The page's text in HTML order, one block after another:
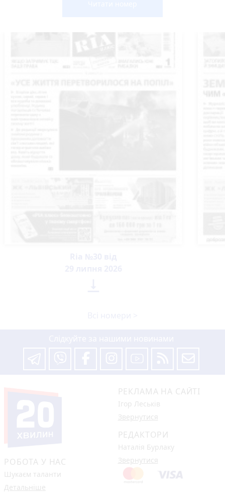
РОБОТА У НАС
Шукаєм таланти
Детальніше
РЕКЛАМА НА САЙТІ
Ігор Леськів
Звернутися
РЕДАКТОРИ
Наталія Бурлаку
Звернутися